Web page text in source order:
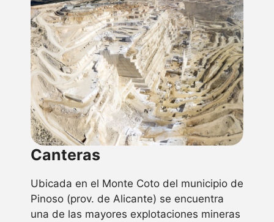
Canteras
Ubicada en el Monte Coto del municipio de
Pinoso (prov. de Alicante) se encuentra
una de las mayores explotaciones mineras